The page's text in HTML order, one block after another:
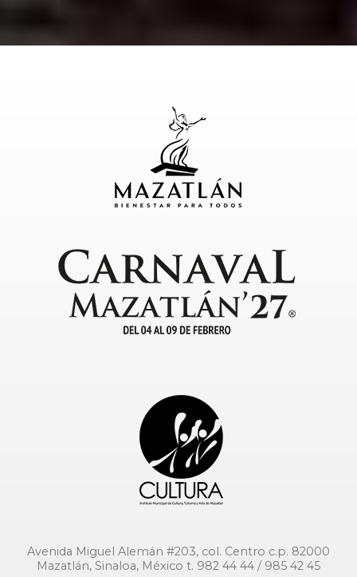
Avenida Miguel Alemán #203, col. Centro c.p. 82000
Mazatlán, Sinaloa, México t. 982 44 44 / 985 42 45